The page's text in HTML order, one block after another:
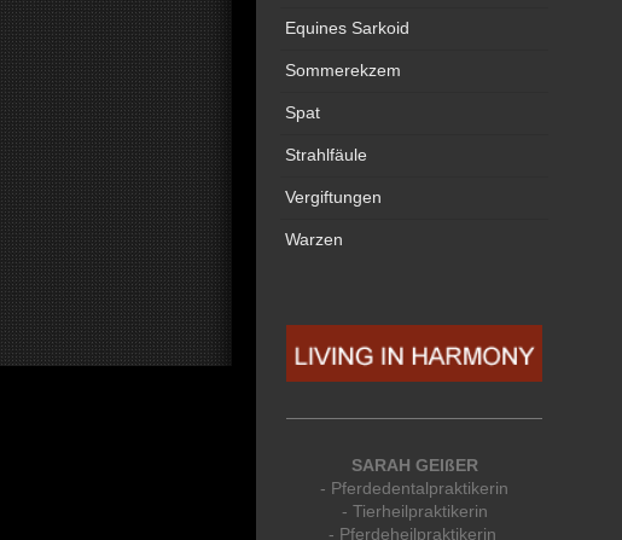
Equines Sarkoid
Sommerekzem
Spat
Strahlfäule
Vergiftungen
Warzen
SARAH GEIßER
- Pferdedentalpraktikerin
- Tierheilpraktikerin
- Pferdeheilpraktikerin